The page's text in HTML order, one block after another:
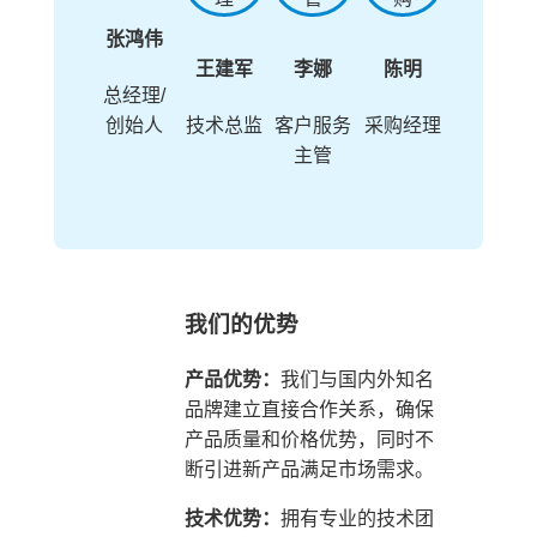
张鸿伟
总经理/
创始人
王建军
技术总监
李娜
客户服务
主管
陈明
采购经理
我们的优势
产品优势：我们与国内外知名
品牌建立直接合作关系，确保
产品质量和价格优势，同时不
断引进新产品满足市场需求。
技术优势：拥有专业的技术团